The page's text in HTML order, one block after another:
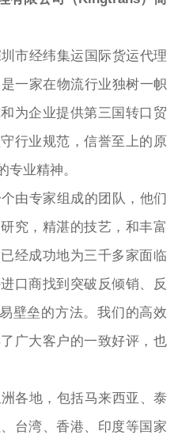
市经纬集运国际货运代理
一家在物流行业独树一帜
为企业提供第三国转口贸
行业规范，信誉至上的原
专业精神。
由专家组成的团队，他们
究，精湛的技艺，和丰富
经成功地为三千多家面临
口商找到突破反倾销、反
壁垒的方法。我们的高效
广大客户的一致好评，也
各地，包括马来西亚、泰
台湾、香港、印度等国家